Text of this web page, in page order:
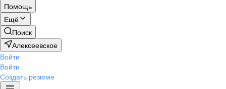
Помощь
Ещё
Поиск
Алексеевское
Войти
Войти
Создать резюме